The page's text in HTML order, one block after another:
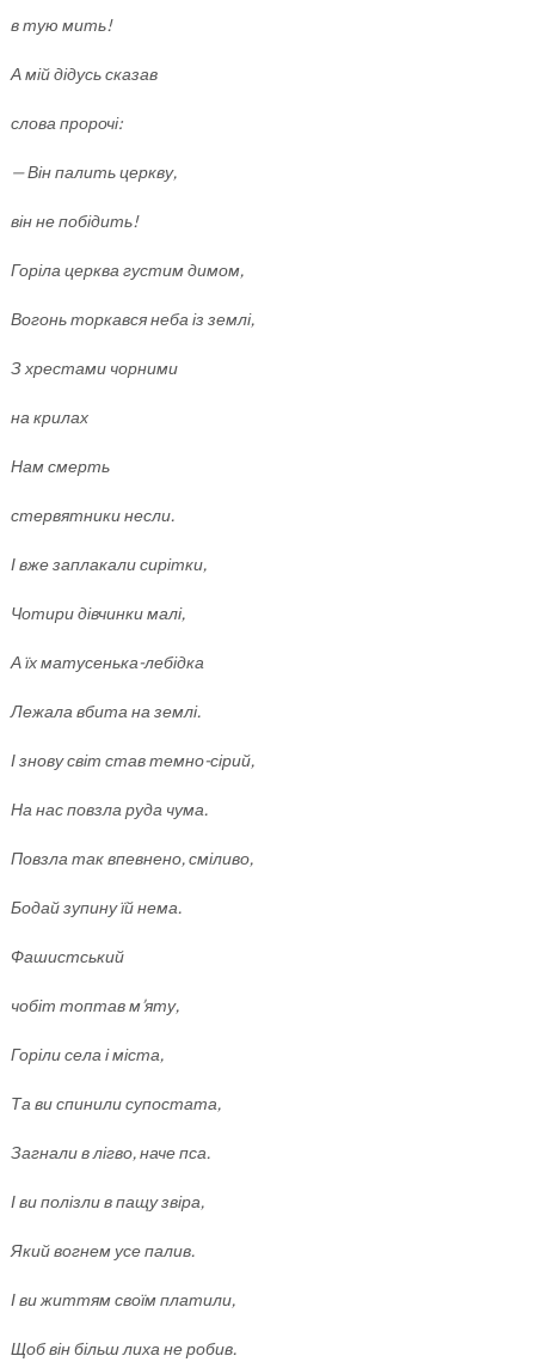
в тую мить!
А мій дідусь сказав
слова пророчі:
— Він палить церкву,
він не побідить!
Горіла церква густим димом,
Вогонь торкався неба із землі,
З хрестами чорними
на крилах
Нам смерть
стервятники несли.
І вже заплакали сирітки,
Чотири дівчинки малі,
А їх матусенька-лебідка
Лежала вбита на землі.
І знову світ став темно-сірий,
На нас повзла руда чума.
Повзла так впевнено, сміливо,
Бодай зупину їй нема.
Фашистський
чобіт топтав м’яту,
Горіли села і міста,
Та ви спинили супостата,
Загнали в лігво, наче пса.
І ви полізли в пащу звіра,
Який вогнем усе палив.
І ви життям своїм платили,
Щоб він більш лиха не робив.